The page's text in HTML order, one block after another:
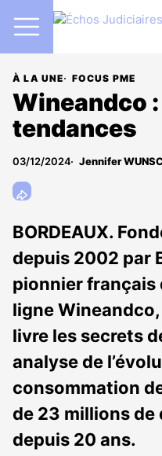
À LA UNE FOCUS PME
Wineandco
tendances
03/12/2024 Jennifer
BORDEAUX.
depuis 2002 par
pionnier français
ligne
livre les secrets
analyse de
consommation
de 23 millions
depuis 20 ans.